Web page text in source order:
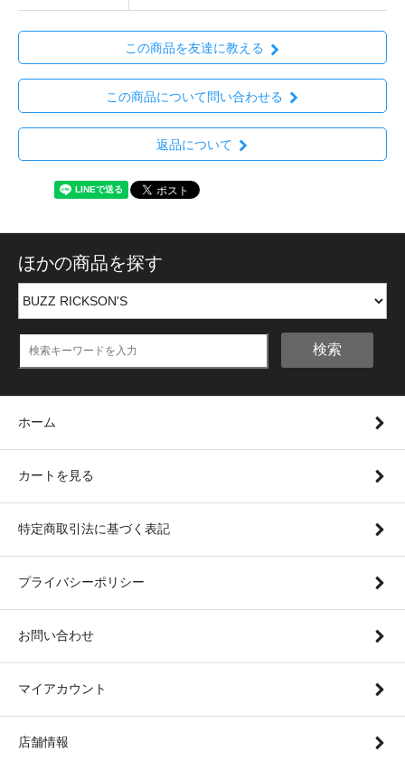
この商品を友達に教える
この商品について問い合わせる
返品について
ほかの商品を探す
検索
ホーム
カートを見る
特定商取引法に基づく表記
プライバシーポリシー
お問い合わせ
マイアカウント
店舗情報